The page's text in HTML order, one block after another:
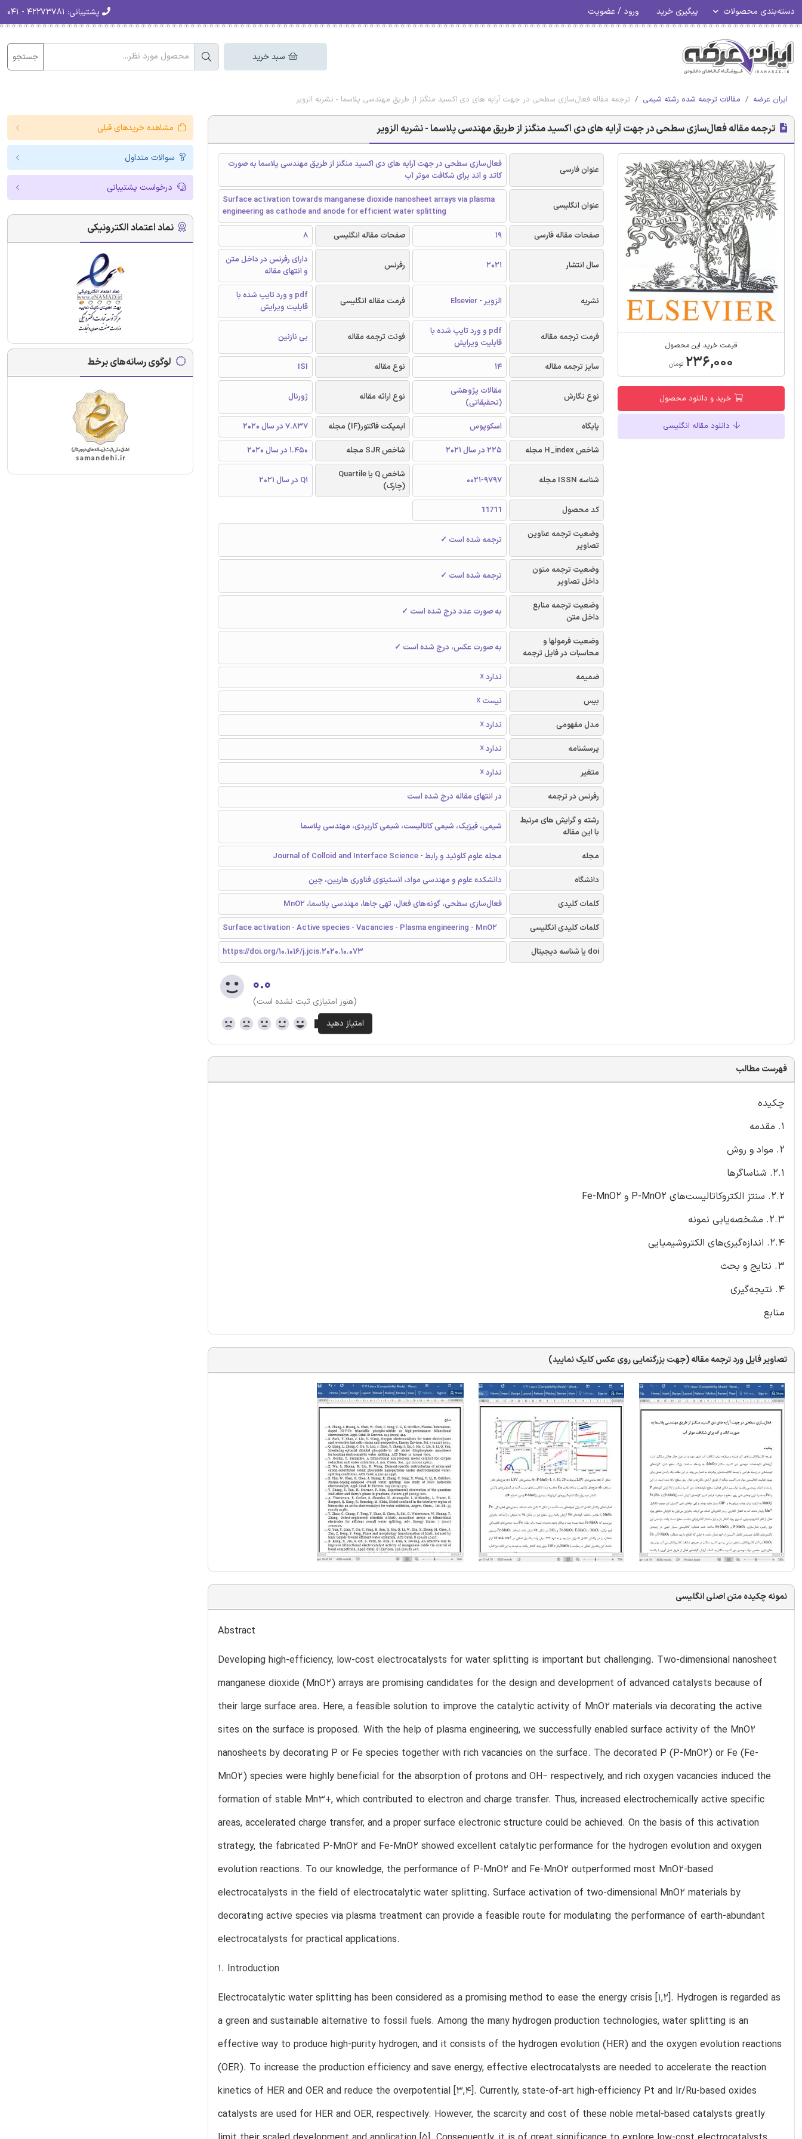
دسته‌بندی محصولات پیگیری خرید ورود / عضویت پشتیبانی:
سبد خرید جستجو
ایران عرضه مقالات ترجمه شده رشته شیمی ترجمه مقاله فعال‌سازی سطحی در جهت آرایه های دی اکسید منگنز از طریق مهندسی پلاسما - نشریه الزویر
ترجمه مقاله فعال‌سازی سطحی در جهت آرایه های دی اکسید منگنز از طریق مهندسی پلاسما - نشریه الزویر
قیمت خرید این محصول
۲۳۶,۰۰۰ تومان
خرید و دانلود محصول
دانلود مقاله انگلیسی
عنوان فارسی
فعال‌سازی سطحی در جهت آرایه های دی اکسید منگنز از طریق مهندسی پلاسما به صورت
کاتد و آند برای شکافت موثر آب
عنوان انگلیسی
Surface activation towards manganese dioxide nanosheet arrays via plasma
engineering as cathode and anode for efficient water splitting
صفحات مقاله فارسی
19 صفحات مقاله انگلیسی 8
سال انتشار 2021 رفرنس
دارای رفرنس در داخل متن
و انتهای مقاله
نشریه الزویر - Elsevier فرمت مقاله انگلیسی
pdf و ورد تایپ شده با
قابلیت ویرایش
فرمت ترجمه مقاله
pdf و ورد تایپ شده با
قابلیت ویرایش
فونت ترجمه مقاله بی نازنین
سایز ترجمه مقاله 14 نوع مقاله ISI
نوع نگارش
مقالات پژوهشی
(تحقیقاتی)
نوع ارائه مقاله ژورنال
پایگاه اسکوپوس ایمپکت فاکتور(IF) مجله
7.837 در سال 2020
شاخص H_index مجله
225 در سال 2021 شاخص SJR مجله 1.450 در سال 2020
شناسه ISSN مجله 0021-9797
شاخص Q یا Quartile
(چارک)
Q1 در سال 2021
کد محصول
11711
وضعیت ترجمه عناوین
تصاویر
ترجمه شده است ✓
وضعیت ترجمه متون
داخل تصاویر
ترجمه شده است ✓
وضعیت ترجمه منابع
داخل متن
به صورت عدد درج شده است ✓
وضعیت فرمولها و
محاسبات در فایل ترجمه
به صورت عکس، درج شده است ✓
ضمیمه
ندارد ☓
بیس
نیست ☓
مدل مفهومی
ندارد ☓
پرسشنامه
ندارد ☓
متغیر
ندارد ☓
رفرنس در ترجمه
در انتهای مقاله درج شده است
رشته و گرایش های مرتبط
با این مقاله
شیمی، فیزیک، شیمی کاتالیست، شیمی کاربردی، مهندسی پلاسما
مجله
مجله علوم کلوئید و رابط - Journal of Colloid and Interface Science
دانشگاه
دانشکده علوم و مهندسی مواد، انستیتوی فناوری هاربین، چین
کلمات کلیدی
فعال‌سازی سطحی، گونه‌های فعال، تهی جاها، مهندسی پلاسما، MnO2
کلمات کلیدی انگلیسی
Surface activation - Active species - Vacancies - Plasma engineering - MnO2
doi یا شناسه دیجیتال
https://doi.org/10.1016/j.jcis.2020.10.073
۰.۰
(هنوز امتیازی ثبت نشده است)
فهرست مطالب
چکیده
۱. مقدمه
۲. مواد و روش
2.1. شناساگرها
2.2. سنتز الکتروکاتالیست‌های P-MnO2 و Fe-MnO2
2.3. مشخصه‌یابی نمونه
2.4. اندازه‌گیری‌های الکتروشیمیایی
۳. نتایج و بحث
۴. نتیجه‌گیری
منابع
تصاویر فایل ورد ترجمه مقاله (جهت بزرگنمایی روی عکس کلیک نمایید)
نمونه چکیده متن اصلی انگلیسی
Abstract
Developing high-efficiency, low-cost electrocatalysts for water splitting is important but challenging. Two-dimensional nanosheet
manganese dioxide (MnO2) arrays are promising candidates for the design and development of advanced catalysts because of
their large surface area. Here, a feasible solution to improve the catalytic activity of MnO2 materials via decorating the active
sites on the surface is proposed. With the help of plasma engineering, we successfully enabled surface activity of the MnO2
nanosheets by decorating P or Fe species together with rich vacancies on the surface. The decorated P (P-MnO2) or Fe (Fe-
MnO2) species were highly beneficial for the absorption of protons and OH− respectively, and rich oxygen vacancies induced the
formation of stable Mn3+, which contributed to electron and charge transfer. Thus, increased electrochemically active specific
areas, accelerated charge transfer, and a proper surface electronic structure could be achieved. On the basis of this activation
strategy, the fabricated P-MnO2 and Fe-MnO2 showed excellent catalytic performance for the hydrogen evolution and oxygen
evolution reactions. To our knowledge, the performance of P-MnO2 and Fe-MnO2 outperformed most MnO2-based
electrocatalysts in the field of electrocatalytic water splitting. Surface activation of two-dimensional MnO2 materials by
decorating active species via plasma treatment can provide a feasible route for modulating the performance of earth-abundant
electrocatalysts for practical applications.
1. Introduction
Electrocatalytic water splitting has been considered as a promising method to ease the energy crisis [1,2]. Hydrogen is regarded as
a green and sustainable alternative to fossil fuels. Among the many hydrogen production technologies, water splitting is an
effective way to produce high-purity hydrogen, and it consists of the hydrogen evolution (HER) and the oxygen evolution reactions
(OER). To increase the production efficiency and save energy, effective electrocatalysts are needed to accelerate the reaction
kinetics of HER and OER and reduce the overpotential [3,4]. Currently, state-of-art high-efficiency Pt and Ir/Ru-based oxides
catalysts are used for HER and OER, respectively. However, the scarcity and cost of these noble metal-based catalysts greatly
مشاهده خریدهای قبلی
سوالات متداول
درخواست پشتیبانی
نماد اعتماد الکترونیکی
لوگوی رسانه‌های برخط